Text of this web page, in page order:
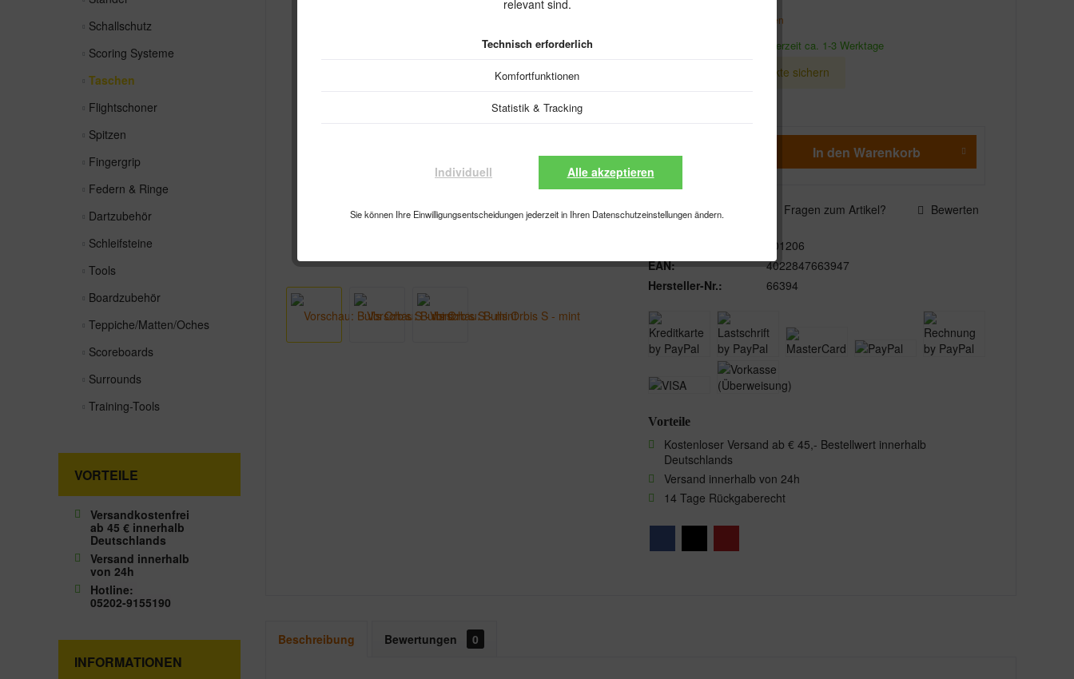
relevant sind.
Technisch erforderlich
Komfortfunktionen
Statistik & Tracking
Individuell Alle akzeptieren
Sie können Ihre Einwilligungsentscheidungen jederzeit in Ihren Datenschutzeinstellungen ändern.
Schallschutz
Scoring Systeme
Taschen
Flightschoner
Spitzen
Fingergrip
Federn & Ringe
Dartzubehör
Schleifsteine
Tools
Boardzubehör
Teppiche/Matten/Oches
Scoreboards
Surrounds
Training-Tools
VORTEILE
Versandkostenfrei
ab 45 € innerhalb
Deutschlands
Versand innerhalb
von 24h
Hotline:
05202-9155190
INFORMATIONEN
zzgl. Versandkosten
Sofort versandfertig, Lieferzeit ca. 1-3 Werktage
Bonuspunkte sichern
In den Warenkorb
Vergleichen Fragen zum Artikel? Bewerten
601206
EAN:
4022847663947
Hersteller-Nr.:
66394
Vorteile
Kostenloser Versand ab € 45,- Bestellwert innerhalb
Deutschlands
Versand innerhalb von 24h
14 Tage Rückgaberecht
Beschreibung Bewertungen 0